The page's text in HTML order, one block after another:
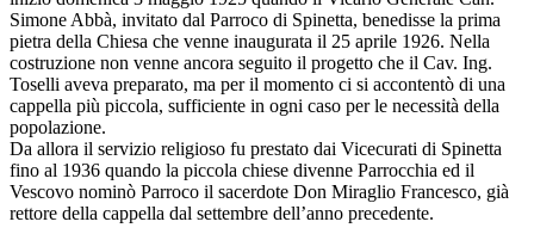
Simone Abbà, invitato dal Parroco di Spinetta, benedisse la prima
pietra della Chiesa che venne inaugurata il 25 aprile 1926. Nella
costruzione non venne ancora seguito il progetto che il Cav. Ing.
Toselli aveva preparato, ma per il momento ci si accontentò di una
cappella più piccola, sufficiente in ogni caso per le necessità della
popolazione.
Da allora il servizio religioso fu prestato dai Vicecurati di Spinetta
fino al 1936 quando la piccola chiese divenne Parrocchia ed il
Vescovo nominò Parroco il sacerdote Don Miraglio Francesco, già
rettore della cappella dal settembre dell’anno precedente.